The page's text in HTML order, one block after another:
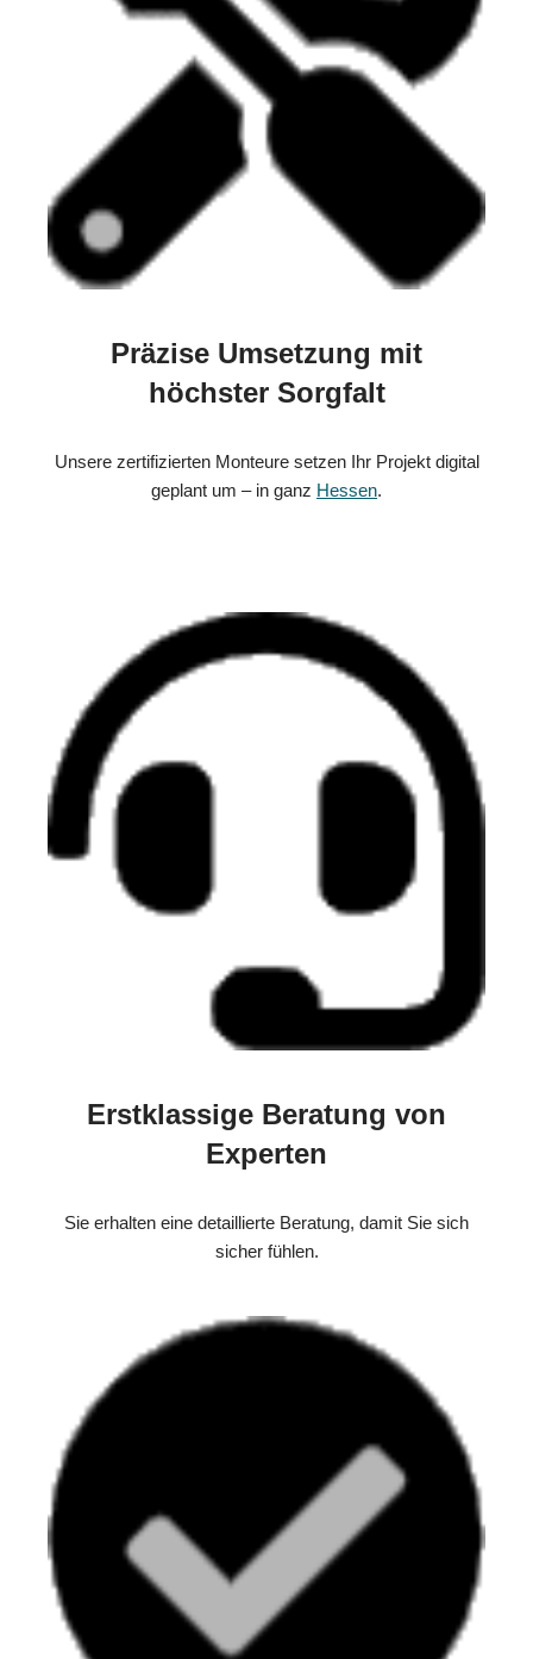
Präzise Umsetzung mit
höchster Sorgfalt
Unsere zertifizierten Monteure setzen Ihr Projekt digital
geplant um – in ganz Hessen.
Erstklassige Beratung von
Experten
Sie erhalten eine detaillierte Beratung, damit Sie sich
sicher fühlen.